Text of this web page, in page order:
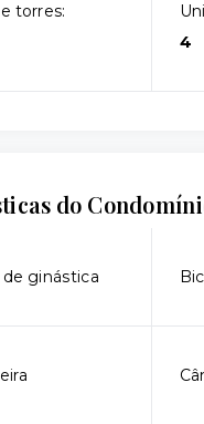
torres:
4
do
ginástica